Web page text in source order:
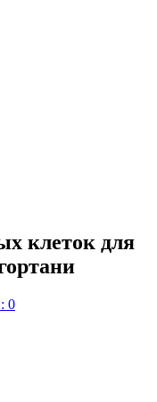
клеток для
0